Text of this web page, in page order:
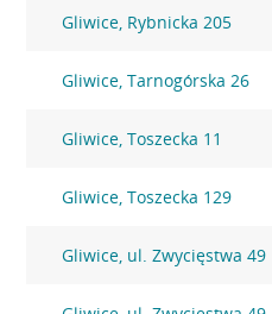
Gliwice, Rybnicka 205
Gliwice, Tarnogórska 26
Gliwice, Toszecka 11
Gliwice, Toszecka 129
Gliwice, ul. Zwycięstwa 49